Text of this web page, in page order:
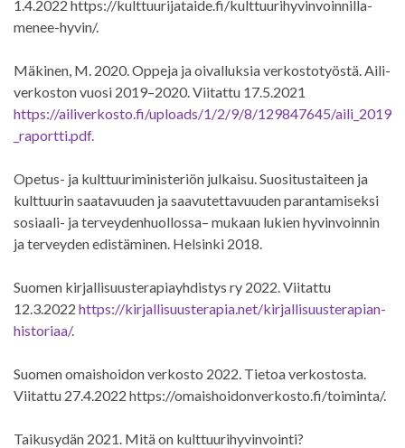
1.4.2022 https://kulttuurijataide.fi/kulttuurihyvinvoinnilla-
menee-hyvin/.
Mäkinen, M. 2020. Oppeja ja oivalluksia verkostotyöstä. Aili-
verkoston vuosi 2019–2020. Viitattu 17.5.2021
https://ailiverkosto.fi/uploads/1/2/9/8/129847645/aili_2019
_raportti.pdf.
Opetus- ja kulttuuriministeriön julkaisu. Suositustaiteen ja
kulttuurin saatavuuden ja saavutettavuuden parantamiseksi
sosiaali- ja terveydenhuollossa– mukaan lukien hyvinvoinnin
ja terveyden edistäminen. Helsinki 2018.
Suomen kirjallisuusterapiayhdistys ry 2022. Viitattu
12.3.2022 https://kirjallisuusterapia.net/kirjallisuusterapian-
historiaa/.
Suomen omaishoidon verkosto 2022. Tietoa verkostosta.
Viitattu 27.4.2022 https://omaishoidonverkosto.fi/toiminta/.
Taikusydän 2021. Mitä on kulttuurihyvinvointi?